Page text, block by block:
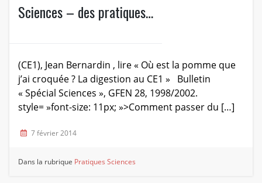
Sciences – des pratiques…
(CE1), Jean Bernardin , lire « Où est la pomme que
j’ai croquée ? La digestion au CE1 » Bulletin
« Spécial Sciences », GFEN 28, 1998/2002.
style= »font-size: 11px; »>Comment passer du […]
7 février 2014
Dans la rubrique Pratiques Sciences